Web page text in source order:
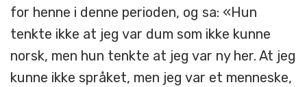
for henne i denne perioden, og sa: «Hun
tenkte ikke at jeg var dum som ikke kunne
norsk, men hun tenkte at jeg var ny her. At jeg
kunne ikke språket, men jeg var et menneske,